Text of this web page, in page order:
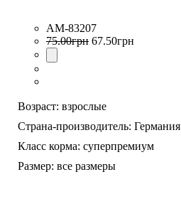
AM-83207
75.00грн 67.50грн
Возраст: взрослые
Страна-производитель: Германия
Класс корма: суперпремиум
Размер: все размеры